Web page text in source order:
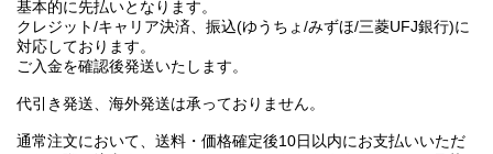
基本的に先払いとなります。
クレジット/キャリア決済、振込(ゆうちょ/みずほ/三菱UFJ銀行)に
対応しております。
ご入金を確認後発送いたします。
代引き発送、海外発送は承っておりません。
通常注文において、送料・価格確定後10日以内にお支払いいただ